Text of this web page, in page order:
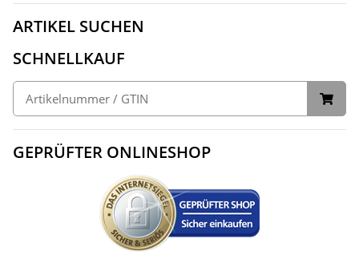
ARTIKEL SUCHEN
SCHNELLKAUF
GEPRÜFTER ONLINESHOP